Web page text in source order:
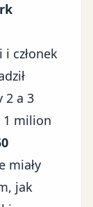
członek
2 a 3
1 milion
miały
jak